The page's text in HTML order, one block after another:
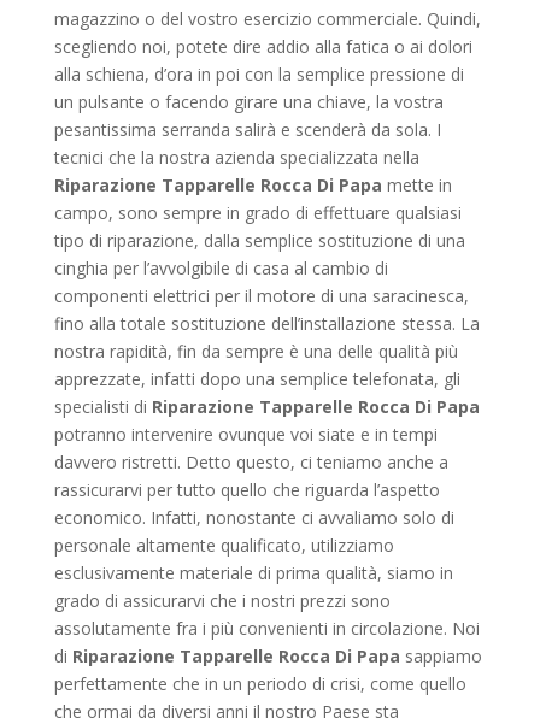
magazzino o del vostro esercizio commerciale. Quindi,
scegliendo noi, potete dire addio alla fatica o ai dolori
alla schiena, d’ora in poi con la semplice pressione di
un pulsante o facendo girare una chiave, la vostra
pesantissima serranda salirà e scenderà da sola. I
tecnici che la nostra azienda specializzata nella
Riparazione Tapparelle Rocca Di Papa mette in
campo, sono sempre in grado di effettuare qualsiasi
tipo di riparazione, dalla semplice sostituzione di una
cinghia per l’avvolgibile di casa al cambio di
componenti elettrici per il motore di una saracinesca,
fino alla totale sostituzione dell’installazione stessa. La
nostra rapidità, fin da sempre è una delle qualità più
apprezzate, infatti dopo una semplice telefonata, gli
specialisti di Riparazione Tapparelle Rocca Di Papa
potranno intervenire ovunque voi siate e in tempi
davvero ristretti. Detto questo, ci teniamo anche a
rassicurarvi per tutto quello che riguarda l’aspetto
economico. Infatti, nonostante ci avvaliamo solo di
personale altamente qualificato, utilizziamo
esclusivamente materiale di prima qualità, siamo in
grado di assicurarvi che i nostri prezzi sono
assolutamente fra i più convenienti in circolazione. Noi
di Riparazione Tapparelle Rocca Di Papa sappiamo
perfettamente che in un periodo di crisi, come quello
che ormai da diversi anni il nostro Paese sta